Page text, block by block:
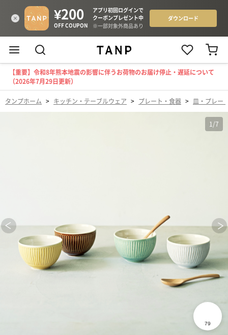
【重要】令和8年熊本地震の影響に伴うお荷物のお届け停止・遅延について
（2026年7月29日更新）
タンプホーム > キッチン・テーブルウェア > プレート・食器 > 皿・プレー
1 /7